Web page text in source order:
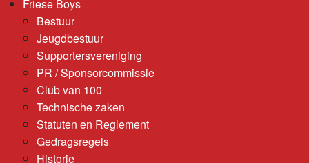
Friese Boys
Bestuur
Jeugdbestuur
Supportersvereniging
PR / Sponsorcommissie
Club van 100
Technische zaken
Statuten en Reglement
Gedragsregels
Historie